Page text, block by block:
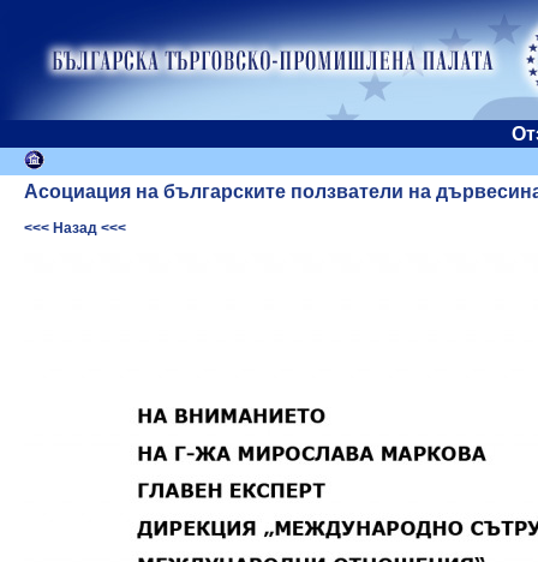
Асоциация на българските ползватели на
<<< Назад <<<